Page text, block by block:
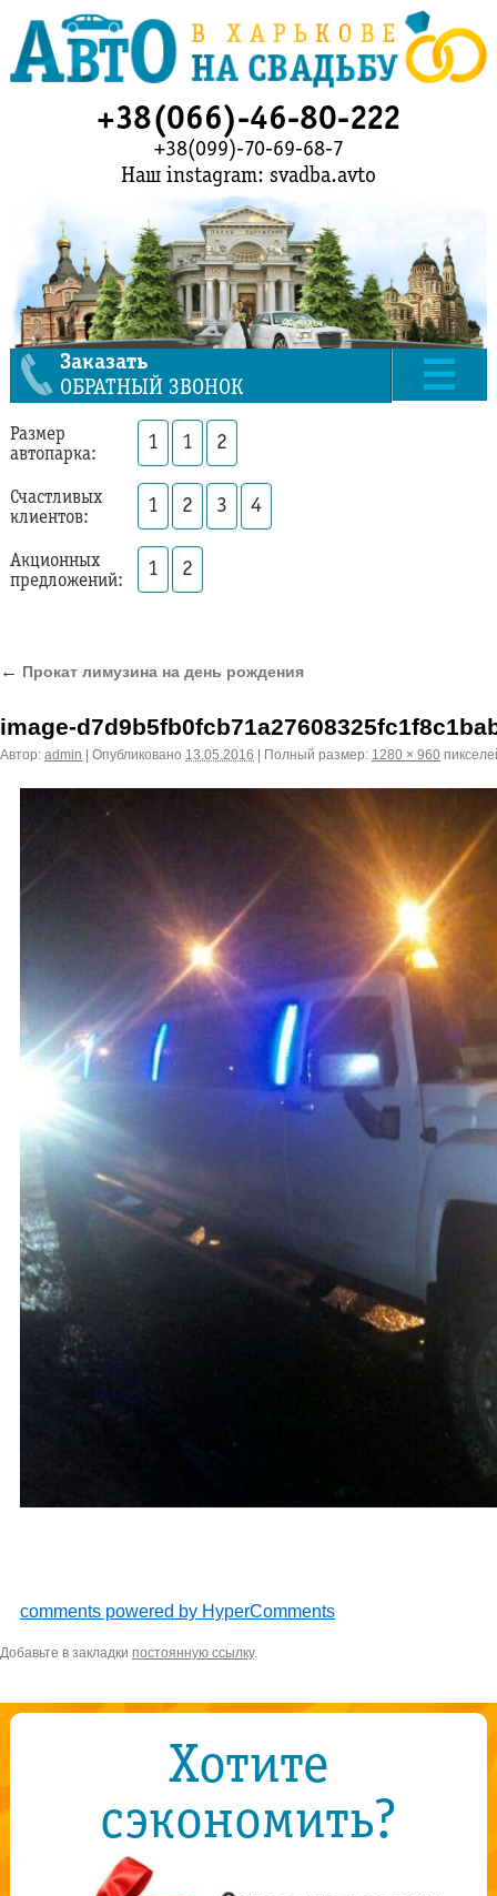
+38(066)-46-80-222
+38(099)-70-69-68-7
Наш instagram: svadba.avto
Заказать
ОБРАТНЫЙ ЗВОНОК
Размер
автопарка:
1 1 2
Счастливых
клиентов:
1 2 3 4
Акционных
предложений:
1 2
← Прокат лимузина на день рождения
image-
Автор: admin Опубликовано 13.05.2016 Полный размер: 1280 × 960
comments powered by HyperComments
Добавьте в закладки постоянную ссылку.
Хотите
сэкономить?